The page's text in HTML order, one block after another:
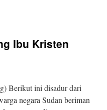
Ibu Kristen
Berikut ini disadur dari
negara Sudan beriman